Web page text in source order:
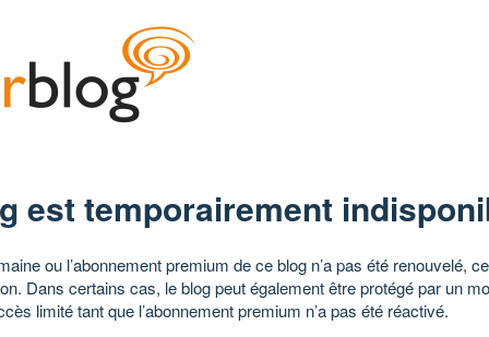
est temporairement
ou l’abonnement premium de ce blog n’a pas été renouvelé,
Dans certains cas, le blog peut également être protégé par un
limité tant que l’abonnement premium n’a pas été réactivé.